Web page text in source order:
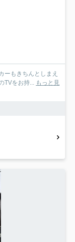
ーもきちんとしまえ
TVをお持... もっと見